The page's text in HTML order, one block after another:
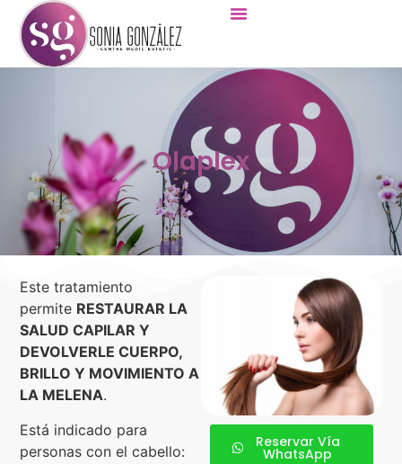
Olaplex
Este tratamiento
permite RESTAURAR LA
SALUD CAPILAR Y
DEVOLVERLE CUERPO,
BRILLO Y MOVIMIENTO A
LA MELENA.
Está indicado para
personas con el cabello:
Reservar Vía
WhatsApp